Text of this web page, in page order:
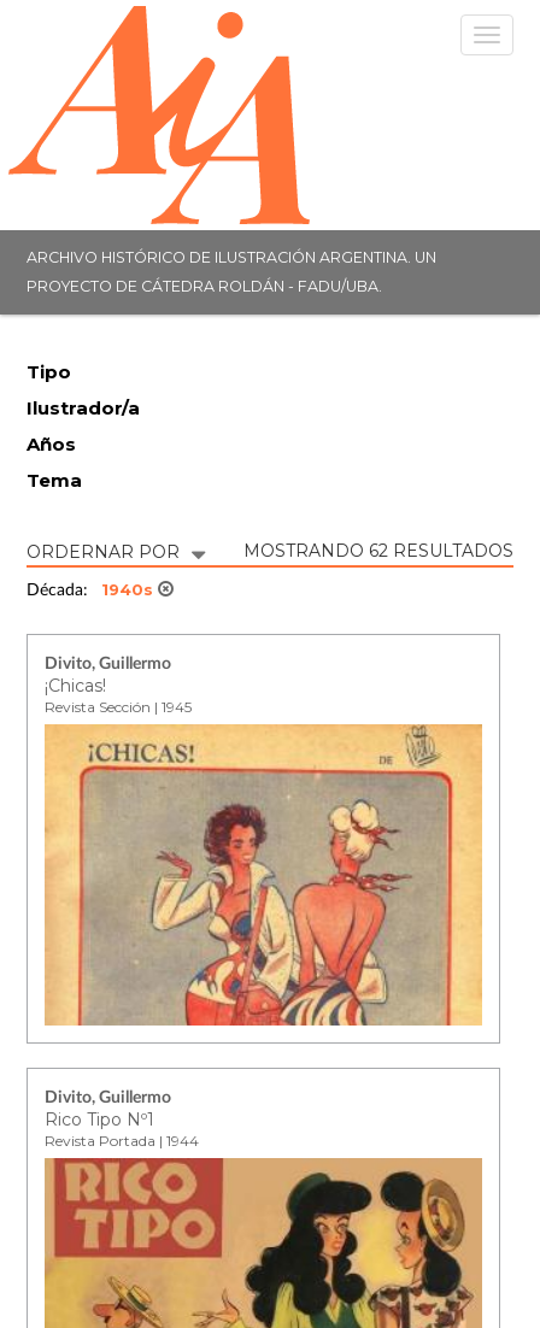
ARCHIVO HISTÓRICO DE ILUSTRACIÓN ARGENTINA. UN
PROYECTO DE CÁTEDRA ROLDÁN - FADU/UBA.
Tipo
Ilustrador/a
Años
Tema
ORDERNAR POR MOSTRANDO 62 RESULTADOS
Década: 1940s
Divito, Guillermo
¡Chicas!
Revista Sección | 1945
Divito, Guillermo
Rico Tipo Nº1
Revista Portada | 1944